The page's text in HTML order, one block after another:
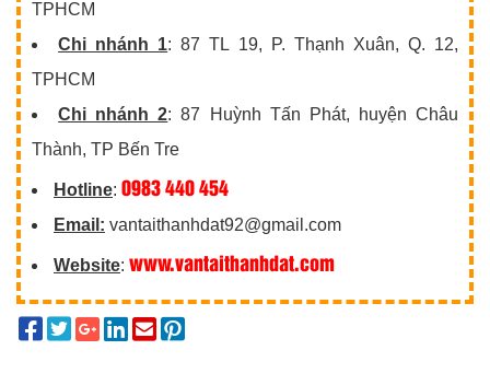
TPHCM
Chi nhánh 1: 87 TL 19, P. Thạnh Xuân, Q. 12,
TPHCM
Chi nhánh 2: 87 Huỳnh Tấn Phát, huyện Châu
Thành, TP Bến Tre
Hotline: 0983 440 454
Email: vantaithanhdat92@gmail.com
Website: www.vantaithanhdat.com